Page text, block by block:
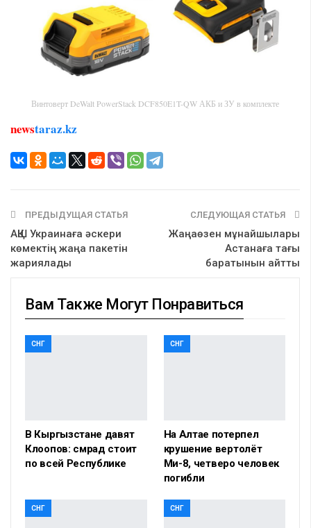
Винтоверт DeWalt PowerStack DCF850E1T-QW АКБ и ЗУ в комплекте
newstaraz.kz
ПРЕДЫДУЩАЯ СТАТЬЯ
АҚШ Украинаға әскери
көмектің жаңа пакетін
жариялады
СЛЕДУЮЩАЯ СТАТЬЯ
Жаңаөзен мұнайшылары
Астанаға тағы
баратынын айтты
Вам Также Могут Понравиться
СНГ
В Кыргызстане давят
Клоопов: смрад стоит
по всей Республике
СНГ
На Алтае потерпел
крушение вертолёт
Ми-8, четверо человек
погибли
СНГ СНГ